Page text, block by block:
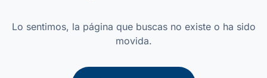
Lo sentimos, la página que buscas no existe o ha sido
movida.